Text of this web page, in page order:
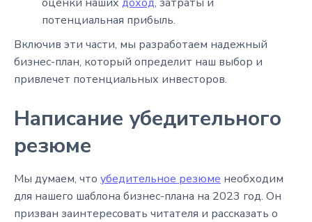
потенциальная прибыль.
Включив эти части, мы разработаем надежный
бизнес-план, который определит наш выбор и
привлечет потенциальных инвесторов.
Написание убедительного
резюме
Мы думаем, что убедительное резюме необходим
для нашего шаблона бизнес-плана на 2023 год. Он
призван заинтересовать читателя и рассказать о